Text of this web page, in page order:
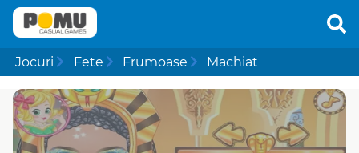
Jocuri Fete Frumoase Machiat